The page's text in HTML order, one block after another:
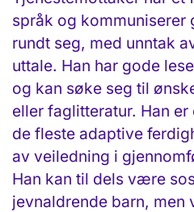
språk og kommuniserer
rundt seg, med unntak
uttale. Han har gode
og kan søke seg til
eller faglitteratur. Han
de fleste adaptive
av veiledning i
Han kan til dels være
jevnaldrende barn, men